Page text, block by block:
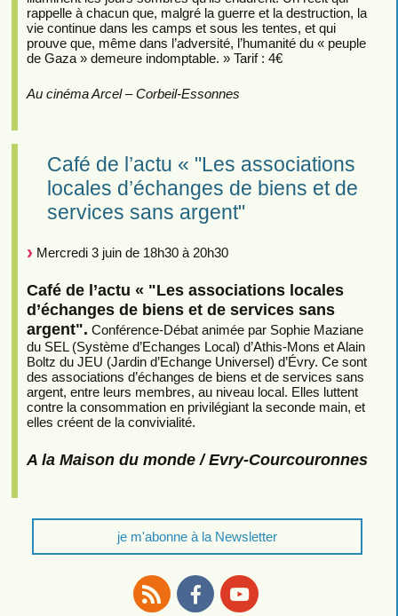
rappelle à chacun que, malgré la guerre et la destruction, la
vie continue dans les camps et sous les tentes, et qui
prouve que, même dans l’adversité, l’humanité du « peuple
de Gaza » demeure indomptable. » Tarif : 4€
Au cinéma Arcel – Corbeil-Essonnes
Café de l’actu « "Les associations
locales d’échanges de biens et de
services sans argent"
Mercredi 3 juin de 18h30 à 20h30
Café de l’actu « "Les associations locales
d’échanges de biens et de services sans
argent". Conférence-Débat animée par Sophie Maziane
du SEL (Système d’Echanges Local) d’Athis-Mons et Alain
Boltz du JEU (Jardin d’Echange Universel) d’Évry. Ce sont
des associations d’échanges de biens et de services sans
argent, entre leurs membres, au niveau local. Elles luttent
contre la consommation en privilégiant la seconde main, et
elles créent de la convivialité.
A la Maison du monde / Evry-Courcouronnes
je m'abonne à la Newsletter